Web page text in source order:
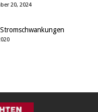
20, 2024